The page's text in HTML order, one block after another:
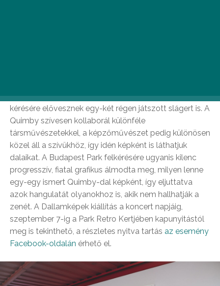
az Árnyék a szoba falán c. daluk mellett a közönség
kérésére elővesznek egy-két régen játszott slágert is. A
Quimby szívesen kollaborál különféle
társművészetekkel, a képzőművészet pedig különösen
közel áll a szívükhöz, így idén képként is láthatjuk
dalaikat. A Budapest Park felkérésére ugyanis kilenc
progresszív, fiatal grafikus álmodta meg, milyen lenne
egy-egy ismert Quimby-dal képként, így eljuttatva
azok hangulatát olyanokhoz is, akik nem hallhatják a
zenét. A Dallamképek kiállítás a koncert napjáig,
szeptember 7-ig a Park Retro Kertjében kapunyitástól
meg is tekinthető, a részletes nyitva tartás az esemény
Facebook-oldalán érhető el.